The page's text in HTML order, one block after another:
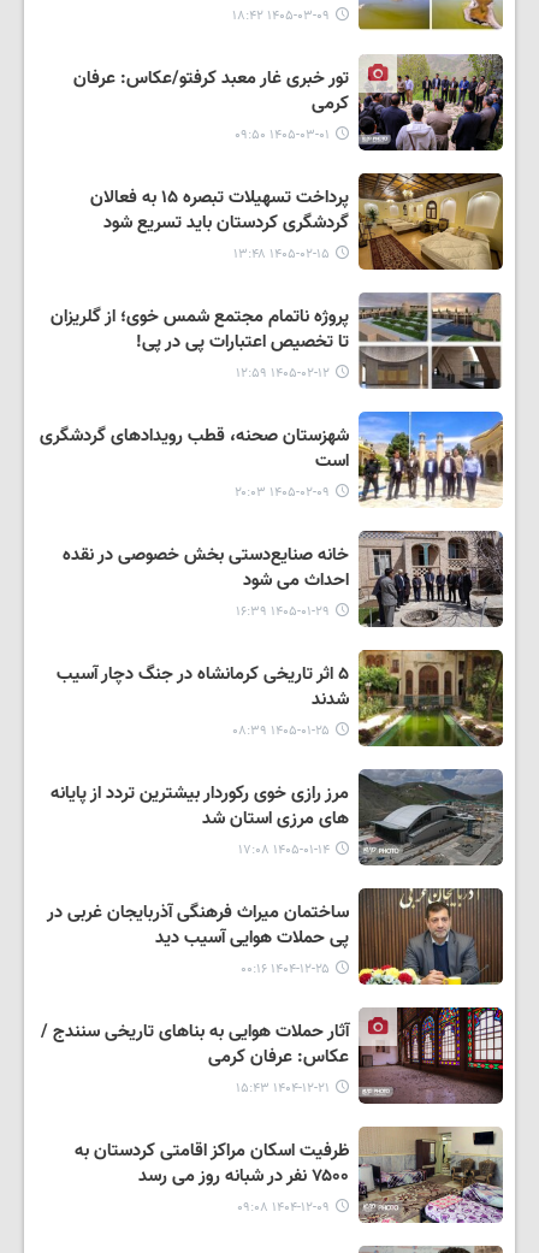
۱۴۰۵-۰۳-۰۹ ۱۸:۴۲
تور خبری غار معبد کرفتو/عکاس: عرفان
کرمی
۱۴۰۵-۰۳-۰۱ ۰۹:۵۰
پرداخت تسهیلات تبصره ۱۵ به فعالان
گردشگری کردستان باید تسریع شود
۱۴۰۵-۰۲-۱۵ ۱۳:۴۸
پروژه ناتمام مجتمع شمس خوی؛ از گلریزان
تا تخصیص اعتبارات پی در پی!
۱۴۰۵-۰۲-۱۲ ۱۲:۵۹
شهزستان صحنه، قطب رویدادهای گردشگری
است
۱۴۰۵-۰۲-۰۹ ۲۰:۰۳
خانه‌ صنایع‌دستی بخش خصوصی در نقده
احداث می شود
۱۴۰۵-۰۱-۲۹ ۱۶:۳۹
۵ اثر تاریخی کرمانشاه در جنگ دچار آسیب
شدند
۱۴۰۵-۰۱-۲۵ ۰۸:۳۹
مرز رازی خوی رکوردار بیشترین تردد از پایانه
های مرزی استان شد
۱۴۰۵-۰۱-۱۴ ۱۷:۰۸
ساختمان میراث فرهنگی آذربایجان غربی در
پی حملات هوایی آسیب دید
۱۴۰۴-۱۲-۲۵ ۰۰:۱۶
آثار حملات هوایی به بناهای تاریخی سنندج /
عکاس: عرفان کرمی
۱۴۰۴-۱۲-۲۱ ۱۵:۴۳
ظرفیت اسکان مراکز اقامتی کردستان به
۷۵۰۰ نفر در شبانه روز می رسد
۱۴۰۴-۱۲-۰۹ ۰۹:۰۸